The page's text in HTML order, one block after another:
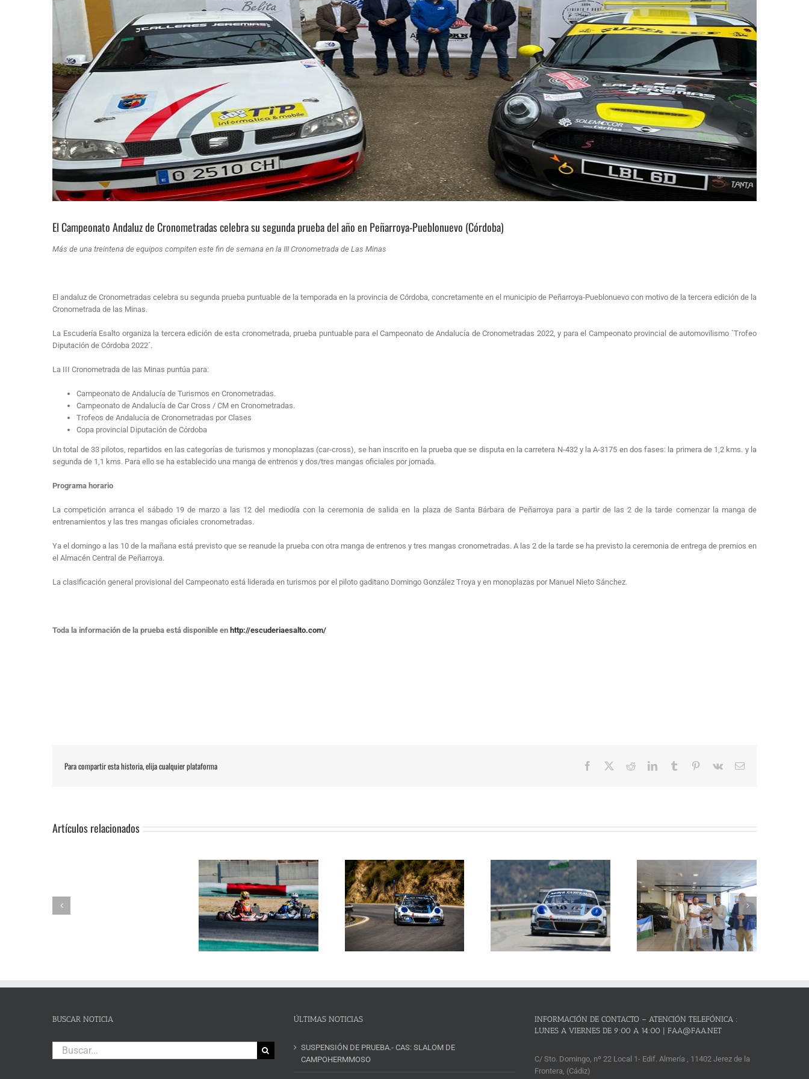
El Campeonato Andaluz de Cronometradas celebra su segunda prueba del año en Peñarroya-Pueblonuevo (Córdoba)
Más de una treintena de equipos compiten este fin de semana en la III Cronometrada de Las Minas
El andaluz de Cronometradas celebra su segunda prueba puntuable de la temporada en la provincia de Córdoba, concretamente en el municipio de Peñarroya-Pueblonuevo con motivo de la tercera edición de la
Cronometrada de las Minas.
La Escudería Esalto organiza la tercera edición de esta cronometrada, prueba puntuable para el Campeonato de Andalucía de Cronometradas 2022, y para el Campeonato provincial de automovilismo `Trofeo
Diputación de Córdoba 2022´.
La III Cronometrada de las Minas puntúa para:
Campeonato de Andalucía de Turismos en Cronometradas.
Campeonato de Andalucía de Car Cross / CM en Cronometradas.
Trofeos de Andalucía de Cronometradas por Clases
Copa provincial Diputación de Córdoba
Un total de 33 pilotos, repartidos en las categorías de turismos y monoplazas (car-cross), se han inscrito en la prueba que se disputa en la carretera N-432 y la A-3175 en dos fases: la primera de 1,2 kms. y la
segunda de 1,1 kms. Para ello se ha establecido una manga de entrenos y dos/tres mangas oficiales por jornada.
Programa horario
La competición arranca el sábado 19 de marzo a las 12 del mediodía con la ceremonia de salida en la plaza de Santa Bárbara de Peñarroya para a partir de las 2 de la tarde comenzar la manga de
entrenamientos y las tres mangas oficiales cronometradas.
Ya el domingo a las 10 de la mañana está previsto que se reanude la prueba con otra manga de entrenos y tres mangas cronometradas. A las 2 de la tarde se ha previsto la ceremonia de entrega de premios en
el Almacén Central de Peñarroya.
La clasificación general provisional del Campeonato está liderada en turismos por el piloto gaditano Domingo González Troya y en monoplazas por Manuel Nieto Sánchez.
Toda la información de la prueba está disponible en http://escuderiaesalto.com/
Para compartir esta historia, elija cualquier plataforma Facebook RedditLinkedInTumblr Pinterest
Vk
Correo
Artículos relacionados
Humberto Janssens conquista la
Subida al Cerro de los Cañones
de Lanjarón 2026 en un brillante
fin de semana de automovilismo
La Subida al Cerro de los
Cañones levanta hoy el telón con
un cartel de lujo
La Subida al Cerro de los
Cañones – Lanjarón 2026 se
presenta con lleno absoluto de
inscritos y el reto de revalidar su
condición de mejor prueba
andaluza de montaña
BUSCAR NOTICIA
Buscar:
ÚLTIMAS NOTICIAS
SUSPENSIÓN DE PRUEBA.- CAS: SLALOM DE
CAMPOHERMMOSO
INFORMACIÓN DE CONTACTO – ATENCIÓN TELEFÓNICA :
LUNES A VIERNES DE 9:00 A 14:00 | FAA@FAA.NET
C/ Sto. Domingo, nº 22 Local 1- Edif. Almería , 11402 Jerez de la
Frontera, (Cádiz)